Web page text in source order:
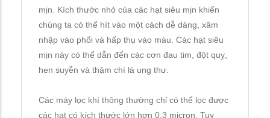
mịn. Kích thước nhỏ của các hạt siêu mịn khiến
chúng ta có thể hít vào một cách dễ dàng, xâm
nhập vào phổi và hấp thụ vào máu. Các hạt siêu
mịn này có thể dẫn đến các cơn đau tim, đột quỵ,
hen suyễn và thậm chí là ung thư.
Các máy lọc khí thông thường chỉ có thể lọc được
các hạt có kích thước lớn hơn 0,3 micron. Tuy